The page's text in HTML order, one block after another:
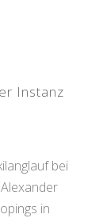
Instanz
bei
in